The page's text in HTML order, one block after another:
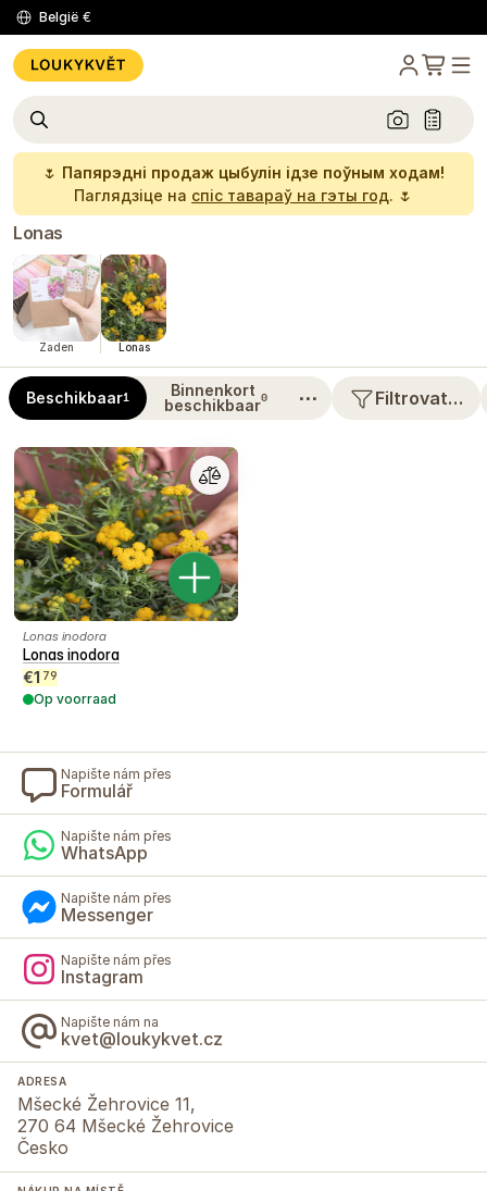
België €
🌷 Папярэдні продаж цыбулін ідзе поўным ходам!
Паглядзіце на спіс тавараў на гэты год. 🌷
Lonas
Zaden Lonas
Beschikbaar1
Binnenkort
beschikbaar0 ⋯ Filtrovat…
Lonas inodora
Lonas inodora
€1 79
Op voorraad
Napište nám přes
Formulář
Napište nám přes
WhatsApp
Napište nám přes
Messenger
Napište nám přes
Instagram
Napište nám na
kvet@loukykvet.cz
ADRESA
Mšecké Žehrovice 11,
270 64 Mšecké Žehrovice
Česko